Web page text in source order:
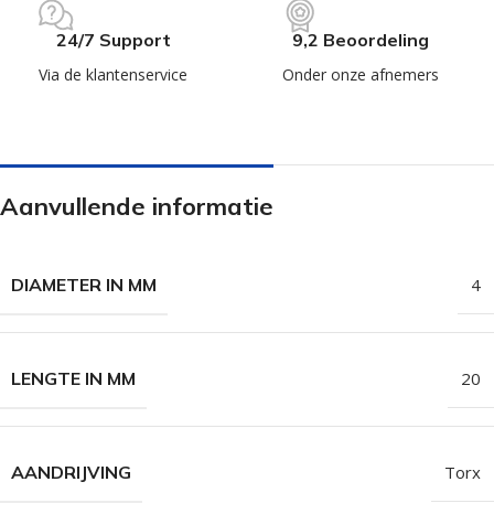
24/7 Support
Via de klantenservice
9,2 Beoordeling
Onder onze afnemers
Aanvullende informatie
DIAMETER IN MM 4
LENGTE IN MM 20
AANDRIJVING Torx